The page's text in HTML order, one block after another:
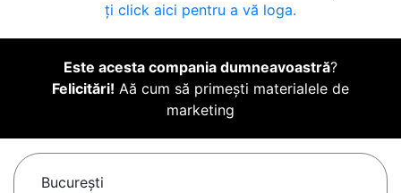
ți click aici pentru a vă loga.
Este acesta compania dumneavoastră?
Felicitări! Aă cum să primești materialele de
marketing
Bucureşti